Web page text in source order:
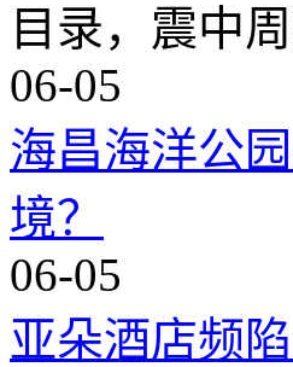
目录，震中
06-05
海昌海洋公
境？
06-05
亚朵酒店频